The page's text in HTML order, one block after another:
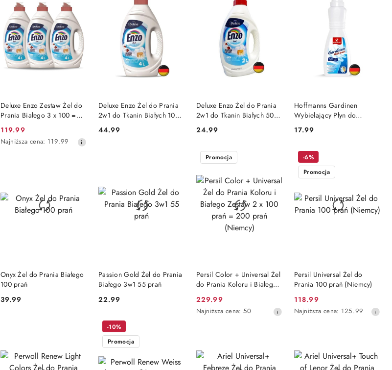
Deluxe Enzo Zestaw Żel do
Prania Białego 3 x 100 =
Cena
promocyjna:
119.99
Najniższa
obniżką
Najniższa cena: 119.99
DO KOSZYKA
Deluxe Enzo Żel do Prania
2w1 do Tkanin Białych 100
Cena:
44.99
DO KOSZYKA
Deluxe Enzo Żel do Prania
2w1 do Tkanin Białych 50
Cena:
24.99
DO KOSZYKA
Hoffmanns Gardinen
Wybielający Płyn do
(Niemcy)
Cena:
17.99
DO KOSZYKA
Onyx Żel do Prania Białego
100 prań
Cena:
39.99
DO KOSZYKA
Passion Gold Żel do Prania
Białego 3w1 55 prań
Cena:
22.99
DO KOSZYKA
Persil Color + Universal Żel
do Prania Koloru i Białego
prań (Niemcy)
Cena
promocyjna:
229.99
Najniższa
przed
obniżką
Najniższa cena: 50
Promocja
DO KOSZYKA
Persil Universal Żel do
Prania 100 prań (Niemcy)
Cena
promocyjna:
118.99
Najniższa
przed
obniżką
Najniższa cena: 125.99
-6%
Promocja
DO KOSZYKA
-10%
Promocja